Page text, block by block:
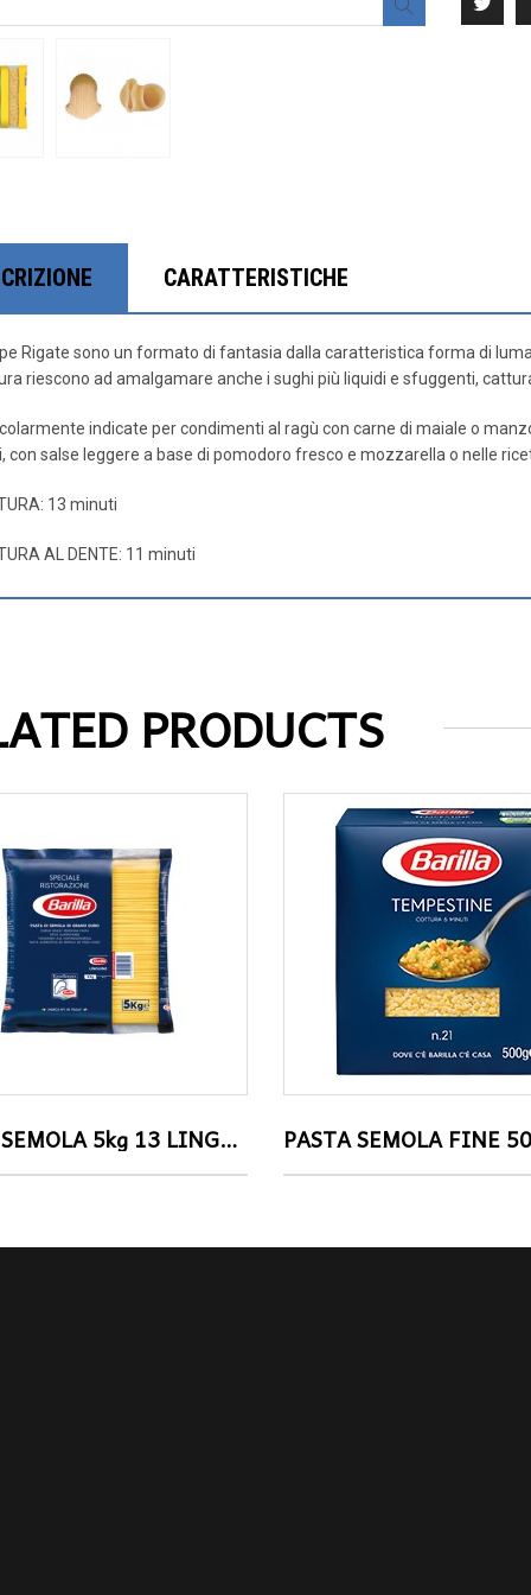
CARATTERISTICHE
Rigate sono un formato di fantasia dalla caratteristica forma di
riescono ad amalgamare anche i sughi più liquidi e sfuggenti,
indicate per condimenti al ragù con carne di maiale o
con salse leggere a base di pomodoro fresco e mozzarella o nelle
13 minuti
AL DENTE: 11 minuti
PRODUCTS
PASTA SEMOLA 5kg 13 LINGUINE BARILLA